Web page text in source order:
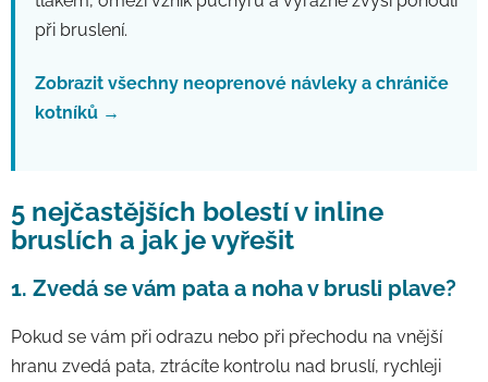
při bruslení.
Zobrazit všechny neoprenové návleky a chrániče
kotníků →
5 nejčastějších bolestí v inline
bruslích a jak je vyřešit
1. Zvedá se vám pata a noha v brusli plave?
Pokud se vám při odrazu nebo při přechodu na vnější
hranu zvedá pata, ztrácíte kontrolu nad bruslí, rychleji